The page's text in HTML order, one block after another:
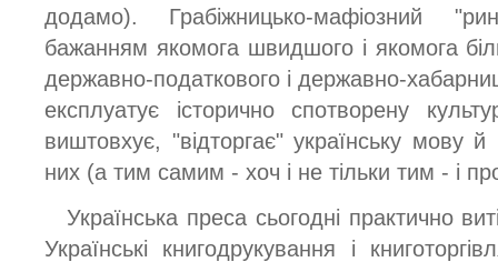
додамо). Грабіжницько-мафіозний
бажанням якомога швидшого і якомога
державно-податкового і державно-
експлуатує історично спотворену
виштовхує, "відторгає" українську мову й
них (а тим самим - хоч і не тільки тим - і
Українська преса сьогодні практично
Українські книгодрукування і